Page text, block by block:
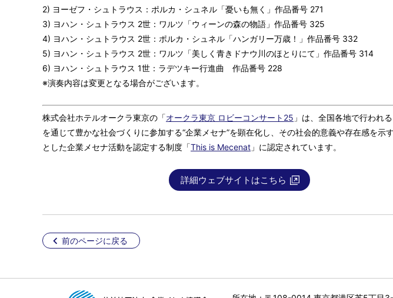
2) ヨーゼフ・シュトラウス：ポルカ・シュネル「憂いも無く」作品番号 271
3) ヨハン・シュトラウス 2世：ワルツ「ウィーンの森の物語」作品番号 325
4) ヨハン・シュトラウス 2世：ポルカ・シュネル「ハンガリー万歳！」作品番号 332
5) ヨハン・シュトラウス 2世：ワルツ「美しく青きドナウ川のほとりにて」作品番号 314
6) ヨハン・シュトラウス 1世：ラデツキー行進曲 作品番号 228
※演奏内容は変更となる場合がございます。
株式会社ホテルオークラ東京の「オークラ東京 ロビーコンサート25 」は、全国各地で行われ
を通じて豊かな社会づくりに参加する“企業メセナ”を顕在化し、その社会的意義や存在感を示
とした企業メセナ活動を認定する制度「This is Mecenat 」に認定されています。
詳細ウェブサイトはこちら
前のページに戻る